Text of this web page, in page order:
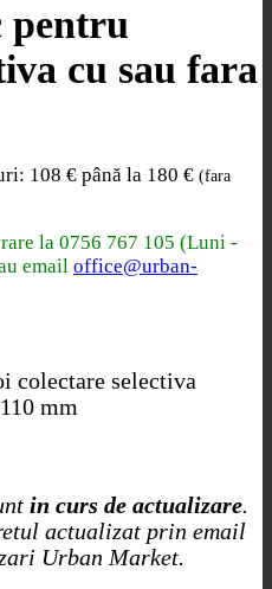
pentru
cu sau fara
108 € până la 180 € (fara
la 0756 767 105 (Luni -
email office@urban-
colectare selectiva
mm
in curs de actualizare.
actualizat prin email
Urban Market.